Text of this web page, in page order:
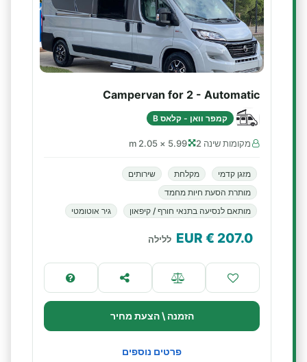
Campervan for 2 - Automatic
קמפר וואן - קלאס B
מקומות שינה 2 5.99 × 2.05 m
מזגן קדמי מקלחת
שירותים
מותרת הסעת חיות מחמד
מותאם לנסיעה בתנאי חורף / קיפאון
גיר אוטומטי
207.0
€ EUR ללילה
הזמנה \ הצעת מחיר
פרטים נוספים